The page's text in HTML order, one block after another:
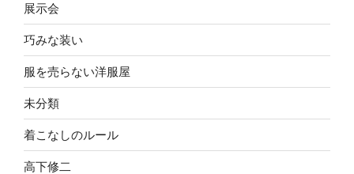
展示会
巧みな装い
服を売らない洋服屋
未分類
着こなしのルール
高下修二